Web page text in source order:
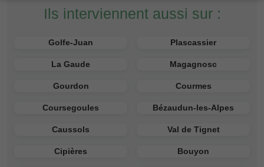
Ils interviennent aussi sur :
Golfe-Juan Plascassier
La Gaude Magagnosc
Gourdon Courmes
Coursegoules Bézaudun-les-Alpes
Caussols Val de Tignet
Cipières Bouyon